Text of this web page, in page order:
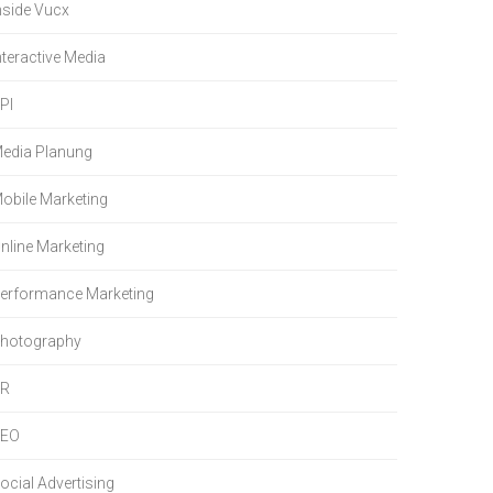
Vucx
Media
Planung
Marketing
Marketing
Marketing
Advertising